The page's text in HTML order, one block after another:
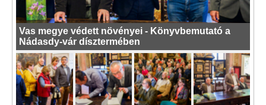
Vas megye védett növényei - Könyvbemutató a
Nádasdy-vár dísztermében